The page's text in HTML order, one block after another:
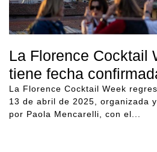
La Florence Cocktail
tiene fecha
La Florence Cocktail Week
13 de abril de 2025, organizada
por Paola Mencarelli, con el...